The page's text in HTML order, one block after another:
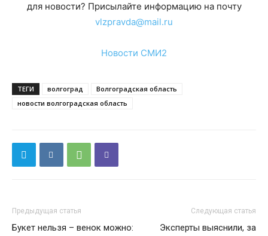
для новости? Присылайте информацию на почту
vlzpravda@mail.ru
Новости СМИ2
ТЕГИ волгоград
Волгоградская область
новости волгоградская область
Предыдущая статья
Букет нельзя – венок можно:
Следующая статья
Эксперты выяснили, за